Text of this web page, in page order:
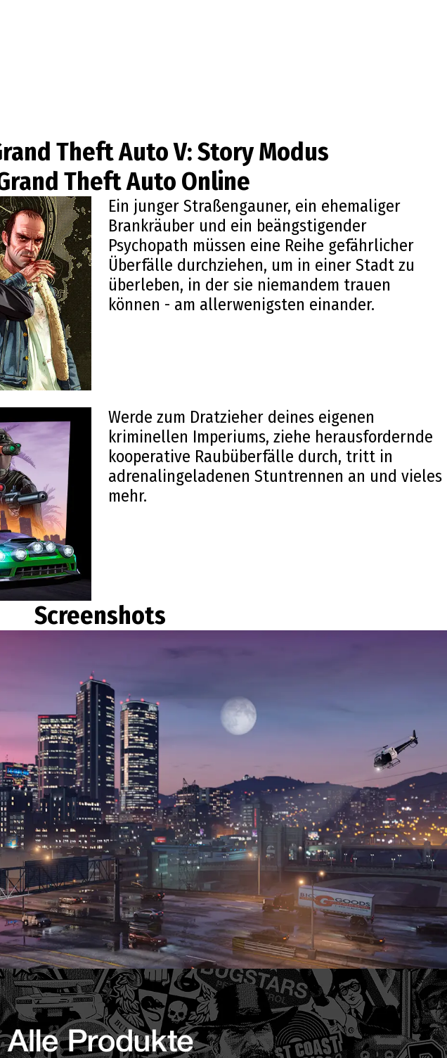
Theft Auto V: Story Modus
Theft Auto Online
Ein junger Straßengauner, ein ehemaliger
Brankräuber und ein beängstigender
Psychopath müssen eine Reihe gefährlicher
Überfälle durchziehen, um in einer Stadt zu
überleben, in der sie niemandem trauen
können - am allerwenigsten einander.
Werde zum Dratzieher deines eigenen
kriminellen Imperiums, ziehe herausfordernde
kooperative Raubüberfälle durch, tritt in
adrenalingeladenen Stuntrennen an und vieles
mehr.
Screenshots